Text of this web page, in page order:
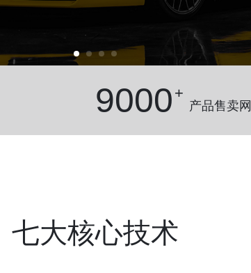
9000 +
产品售卖
七大核心技术